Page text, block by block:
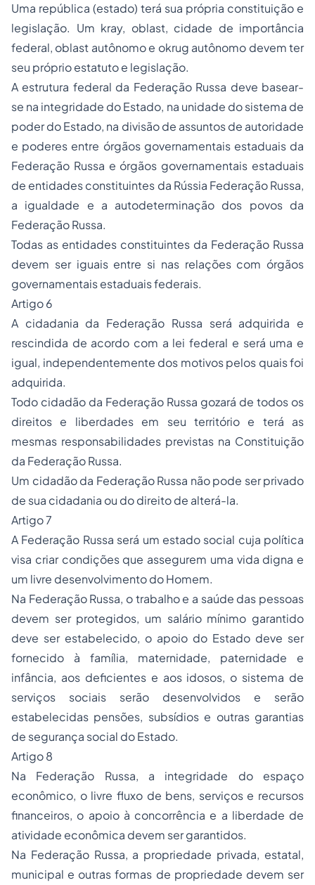
Uma república (estado) terá sua própria constituição e
legislação. Um kray, oblast, cidade de importância
federal, oblast autônomo e okrug autônomo devem ter
seu próprio estatuto e legislação.
A estrutura federal da Federação Russa deve basear-
se na integridade do Estado, na unidade do sistema de
poder do Estado, na divisão de assuntos de autoridade
e poderes entre órgãos governamentais estaduais da
Federação Russa e órgãos governamentais estaduais
de entidades constituintes da Rússia Federação Russa,
a igualdade e a autodeterminação dos povos da
Federação Russa.
Todas as entidades constituintes da Federação Russa
devem ser iguais entre si nas relações com órgãos
governamentais estaduais federais.
Artigo 6
A cidadania da Federação Russa será adquirida e
rescindida de acordo com a lei federal e será uma e
igual, independentemente dos motivos pelos quais foi
adquirida.
Todo cidadão da Federação Russa gozará de todos os
direitos e liberdades em seu território e terá as
mesmas responsabilidades previstas na Constituição
da Federação Russa.
Um cidadão da Federação Russa não pode ser privado
de sua cidadania ou do direito de alterá-la.
Artigo 7
A Federação Russa será um estado social cuja política
visa criar condições que assegurem uma vida digna e
um livre desenvolvimento do Homem.
Na Federação Russa, o trabalho e a saúde das pessoas
devem ser protegidos, um salário mínimo garantido
deve ser estabelecido, o apoio do Estado deve ser
fornecido à família, maternidade, paternidade e
infância, aos deficientes e aos idosos, o sistema de
serviços sociais serão desenvolvidos e serão
estabelecidas pensões, subsídios e outras garantias
de segurança social do Estado.
Artigo 8
Na Federação Russa, a integridade do espaço
econômico, o livre fluxo de bens, serviços e recursos
financeiros, o apoio à concorrência e a liberdade de
atividade econômica devem ser garantidos.
Na Federação Russa, a propriedade privada, estatal,
municipal e outras formas de propriedade devem ser